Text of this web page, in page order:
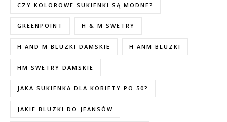
CZY KOLOROWE SUKIENKI SĄ MODNE?
GREENPOINT H & M SWETRY
H AND M BLUZKI DAMSKIE H ANM BLUZKI
HM SWETRY DAMSKIE
JAKA SUKIENKA DLA KOBIETY PO 50?
JAKIE BLUZKI DO JEANSÓW